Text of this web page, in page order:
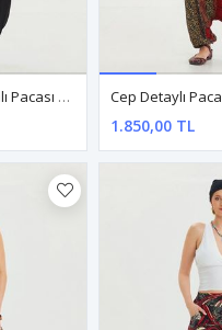
Boyundan Bağlamalı Pacası Lastikli Siyah Kadın Bohem Tulum
1.850,00 TL